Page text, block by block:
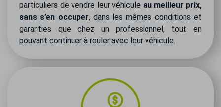
particuliers de vendre leur véhicule au meilleur prix,
sans s’en occuper, dans les mêmes conditions et
garanties que chez un professionnel, tout en
pouvant continuer à rouler avec leur véhicule.